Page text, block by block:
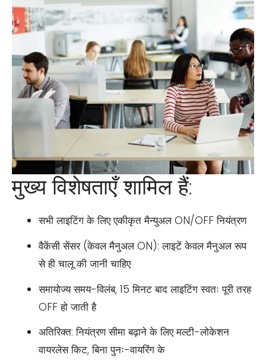
मुख्य विशेषताएँ शामिल हैं:
सभी लाइटिंग के लिए एकीकृत मैन्युअल ON/OFF नियंत्रण
वैकेंसी सेंसर (केवल मैनुअल ON): लाइटें केवल मैनुअल रूप
से ही चालू की जानी चाहिए
समायोज्य समय-विलंब, 15 मिनट बाद लाइटिंग स्वतः पूरी तरह
OFF हो जाती है
अतिरिक्त: नियंत्रण सीमा बढ़ाने के लिए मल्टी-लोकेशन
वायरलेस किट, बिना पुनः-वायरिंग के